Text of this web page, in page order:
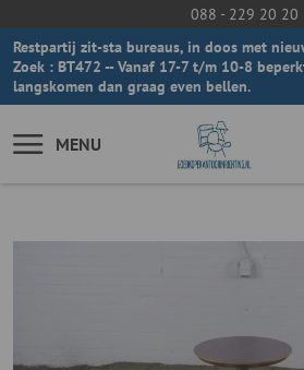
088 - 229 20 20
Restpartij zit-sta bureaus, in doos met
Zoek : BT472 -- Vanaf 17-7 t/m 10-8
langskomen dan graag even bellen.
MENU